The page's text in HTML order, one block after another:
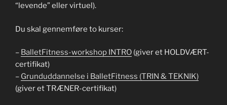
“levende” eller virtuel).
Du skal gennemføre to kurser:
– BalletFitness-workshop INTRO (giver et HOLDVÆRT-
certifikat)
– Grunduddannelse i BalletFitness (TRIN & TEKNIK)
(giver et TRÆNER-certifikat)